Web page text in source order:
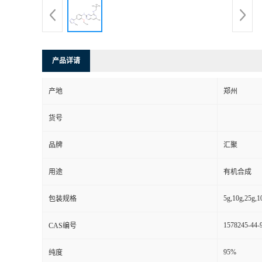
产品详请
产地 郑州
货号
品牌 汇聚
用途 有机合成
包装规格
CAS编号 1578245-44-
纯度 95%